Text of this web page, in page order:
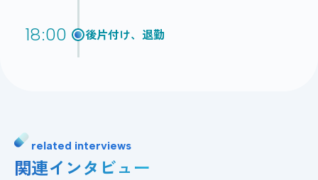
18:00 後片付け、退勤
related interviews
関連インタビュー